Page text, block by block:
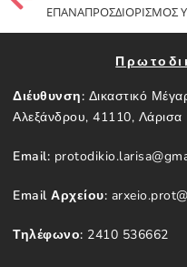
Διέυθυνση: Δικαστικό
Αλεξάνδρου, 41110, Λάρισα
Email:
Email Αρχείου:
Τηλέφωνο: 2410 536662